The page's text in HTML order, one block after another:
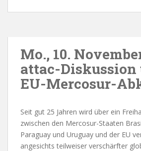
Mo., 10.
attac-Diskussion
EU-Mercosur-
Seit gut 25 Jahren wird über ein
zwischen den Mercosur-Staaten
Paraguay und Uruguay und der EU
angesichts teilweiser verschärfter